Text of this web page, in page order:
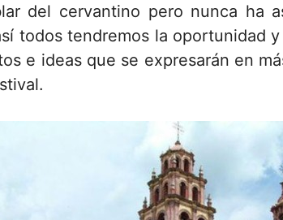
del cervantino pero nunca ha
todos tendremos la oportunidad
e ideas que se expresarán en